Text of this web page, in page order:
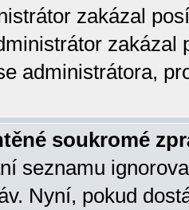
zakázal
zakázal
administrátora,
soukromé
seznamu
Nyní, pokud